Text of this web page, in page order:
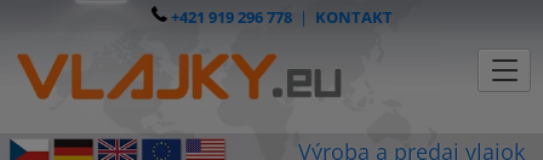
+421 919 296 778| KONTAKT